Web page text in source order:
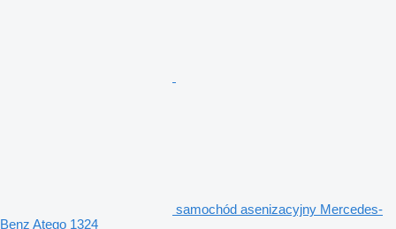
samochód asenizacyjny Mercedes-
Benz Atego 1324